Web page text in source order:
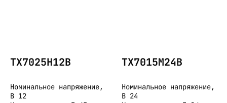
TX7025H12B
Номинальное напряжение,
В 12
TX7015M24B
Номинальное напряжение,
В 24